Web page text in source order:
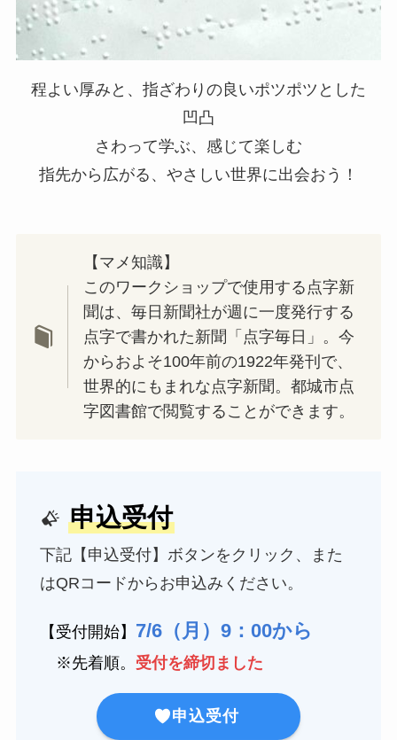
程よい厚みと、指ざわりの良いポツポツとした
凹凸
さわって学ぶ、感じて楽しむ
指先から広がる、やさしい世界に出会おう！
【マメ知識】
このワークショップで使用する点字新
聞は、毎日新聞社が週に一度発行する
点字で書かれた新聞「点字毎日」。今
からおよそ100年前の1922年発刊で、
世界的にもまれな点字新聞。都城市点
字図書館で閲覧することができます。
申込受付
下記【申込受付】ボタンをクリック、また
はQRコードからお申込みください。
【受付開始】 7/6（月）9：00から
※先着順。 受付を締切ました
申込受付